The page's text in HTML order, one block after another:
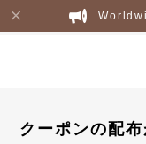
クーポンの配